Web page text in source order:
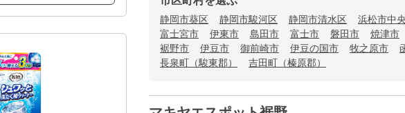
静岡市葵区 静岡市駿河区 静岡市清水区 浜松市中
富士宮市
伊東市 島田市 富士市 磐田市 焼津市
裾野市
伊豆市 御前崎市 伊豆の国市 牧之原市
長泉町（駿東郡）
吉田町（榛原郡）